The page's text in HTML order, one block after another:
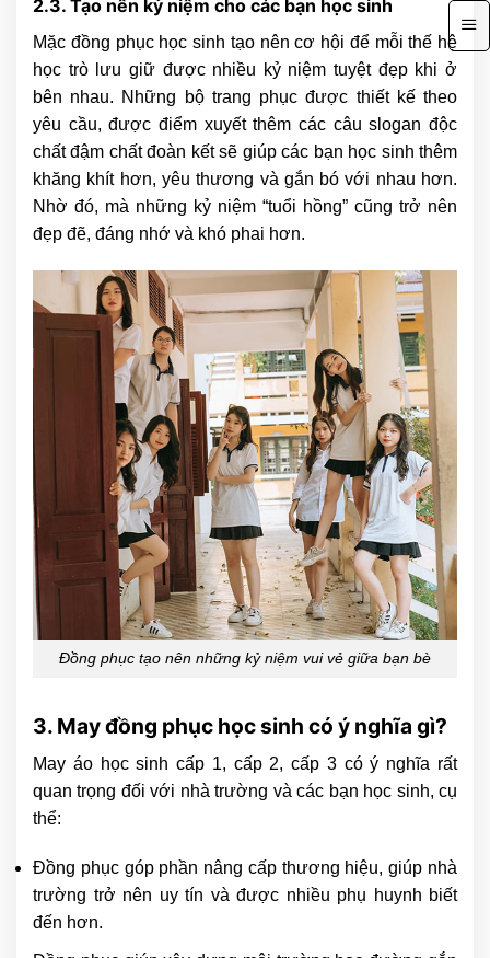
2.3. Tạo nên kỷ niệm cho các bạn học sinh
Mặc đồng phục học sinh tạo nên cơ hội để mỗi thế hệ
học trò lưu giữ được nhiều kỷ niệm tuyệt đẹp khi ở
bên nhau. Những bộ trang phục được thiết kế theo
yêu cầu, được điểm xuyết thêm các câu slogan độc
chất đậm chất đoàn kết sẽ giúp các bạn học sinh thêm
khăng khít hơn, yêu thương và gắn bó với nhau hơn.
Nhờ đó, mà những kỷ niệm “tuổi hồng” cũng trở nên
đẹp đẽ, đáng nhớ và khó phai hơn.
Đồng phục tạo nên những kỷ niệm vui vẻ giữa bạn bè
3. May đồng phục học sinh có ý nghĩa gì?
May áo học sinh cấp 1, cấp 2, cấp 3 có ý nghĩa rất
quan trọng đối với nhà trường và các bạn học sinh, cụ
thể:
Đồng phục góp phần nâng cấp thương hiệu, giúp nhà
trường trở nên uy tín và được nhiều phụ huynh biết
đến hơn.